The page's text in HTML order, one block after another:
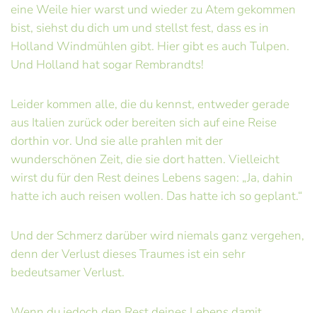
eine Weile hier warst und wieder zu Atem gekommen
bist, siehst du dich um und stellst fest, dass es in
Holland Windmühlen gibt. Hier gibt es auch Tulpen.
Und Holland hat sogar Rembrandts!
Leider kommen alle, die du kennst, entweder gerade
aus Italien zurück oder bereiten sich auf eine Reise
dorthin vor. Und sie alle prahlen mit der
wunderschönen Zeit, die sie dort hatten. Vielleicht
wirst du für den Rest deines Lebens sagen: „Ja, dahin
hatte ich auch reisen wollen. Das hatte ich so geplant.“
Und der Schmerz darüber wird niemals ganz vergehen,
denn der Verlust dieses Traumes ist ein sehr
bedeutsamer Verlust.